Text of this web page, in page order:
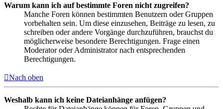
Warum kann ich auf bestimmte Foren nicht zugreifen?
Manche Foren können bestimmten Benutzern oder Gruppen
vorbehalten sein. Um diese einzusehen, Beiträge zu lesen, zu
schreiben oder andere Vorgänge durchzuführen, brauchst du
möglicherweise besondere Berechtigungen. Frage einen
Moderator oder Administrator nach entsprechenden
Berechtigungen.
Nach oben
Weshalb kann ich keine Dateianhänge anfügen?